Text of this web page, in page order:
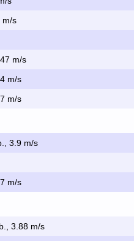
m/s
m/s
m/s
m/s
3.9 m/s
m/s
3.88 m/s